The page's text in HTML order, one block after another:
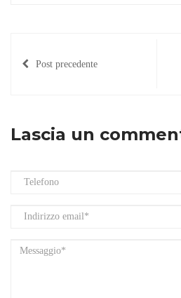
Post precedente
Lascia un